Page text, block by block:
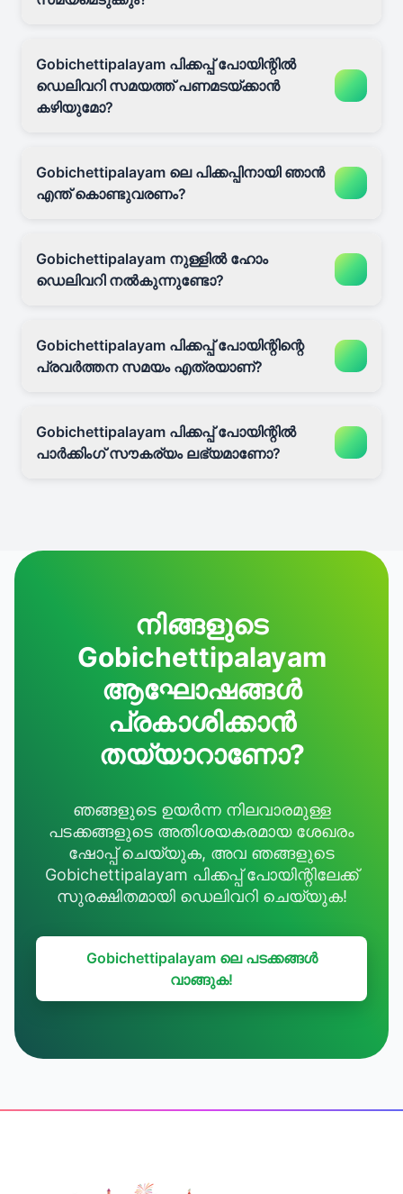
Gobichettipalayam പിക്കപ്പ് പോയിന്റിൽ
ഡെലിവറി സമയത്ത് പണമടയ്ക്കാൻ
കഴിയുമോ?
Gobichettipalayam ലെ പിക്കപ്പിനായി ഞാൻ
എന്ത് കൊണ്ടുവരണം?
Gobichettipalayam നുള്ളിൽ ഹോം
ഡെലിവറി നൽകുന്നുണ്ടോ?
Gobichettipalayam പിക്കപ്പ് പോയിന്റിന്റെ
പ്രവർത്തന സമയം എത്രയാണ്?
Gobichettipalayam പിക്കപ്പ് പോയിന്റിൽ
പാർക്കിംഗ് സൗകര്യം ലഭ്യമാണോ?
നിങ്ങളുടെ
Gobichettipalayam
ആഘോഷങ്ങൾ
പ്രകാശിക്കാൻ
തയ്യാറാണോ?
ഞങ്ങളുടെ ഉയർന്ന നിലവാരമുള്ള
പടക്കങ്ങളുടെ അതിശയകരമായ ശേഖരം
ഷോപ്പ് ചെയ്യുക, അവ ഞങ്ങളുടെ
Gobichettipalayam പിക്കപ്പ് പോയിന്റിലേക്ക്
സുരക്ഷിതമായി ഡെലിവറി ചെയ്യുക!
Gobichettipalayam ലെ പടക്കങ്ങൾ
വാങ്ങുക!